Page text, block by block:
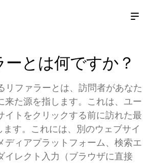
ーとは何ですか？
リファラーとは、訪問者があなた
来た源を指します。これは、ユー
イトをクリックする前に訪れた最
ます。これには、別のウェブサイ
ディアプラットフォーム、検索エ
イレクト入力（ブラウザに直接